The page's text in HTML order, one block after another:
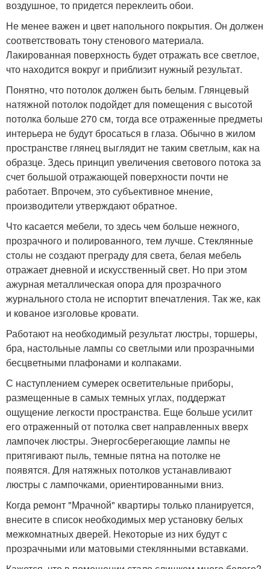
воздушное, то придется переклеить обои.
Не менее важен и цвет напольного покрытия. Он должен
соответствовать тону стенового материала.
Лакированная поверхность будет отражать все светлое,
что находится вокруг и приблизит нужный результат.
Понятно, что потолок должен быть белым. Глянцевый
натяжной потолок подойдет для помещения с высотой
потолка больше 270 см, тогда все отраженные предметы
интерьера не будут бросаться в глаза. Обычно в жилом
пространстве глянец выглядит не таким светлым, как на
образце. Здесь принцип увеличения светового потока за
счет большой отражающей поверхности почти не
работает. Впрочем, это субъективное мнение,
производители утверждают обратное.
Что касается мебели, то здесь чем больше нежного,
прозрачного и полированного, тем лучше. Стеклянные
столы не создают преграду для света, белая мебель
отражает дневной и искусственный свет. Но при этом
ажурная металлическая опора для прозрачного
журнального стола не испортит впечатления. Так же, как
и кованое изголовье кровати.
Работают на необходимый результат люстры, торшеры,
бра, настольные лампы со светлыми или прозрачными
бесцветными плафонами и колпаками.
С наступлением сумерек осветительные приборы,
размещенные в самых темных углах, поддержат
ощущение легкости пространства. Еще больше усилит
его отраженный от потолка свет направленных вверх
лампочек люстры. Энергосберегающие лампы не
притягивают пыль, темные пятна на потолке не
появятся. Для натяжных потолков устанавливают
люстры с лампочками, ориентированными вниз.
Когда ремонт "Мрачной" квартиры только планируется,
внесите в список необходимых мер установку белых
межкомнатных дверей. Некоторые из них будут с
прозрачными или матовыми стеклянными вставками.